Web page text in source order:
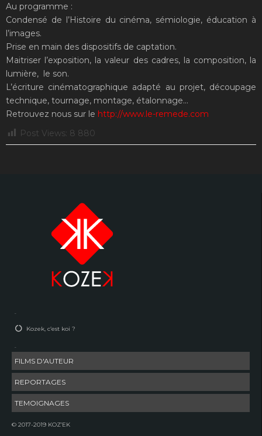
Au programme :
Condensé de l’Histoire du cinéma, sémiologie, éducation à
l’images.
Prise en main des dispositifs de captation.
Maitriser l’exposition, la valeur des cadres, la composition, la
lumière, le son.
L’écriture cinématographique adapté au projet, découpage
technique, tournage, montage, étalonnage…
Retrouvez nous sur le http://www.le-remede.com
Post Views: 8 880
–
Kozek, c’est koi ?
–
FILMS D'AUTEUR
REPORTAGES
TEMOIGNAGES
© 2017-2019 KOZ’EK